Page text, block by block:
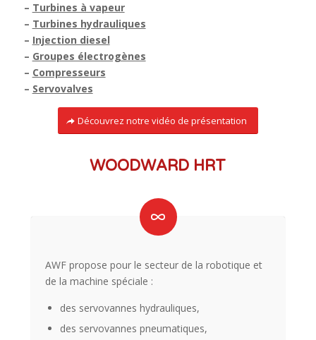
– Turbines à vapeur
– Turbines hydrauliques
– Injection diesel
– Groupes électrogènes
– Compresseurs
– Servovalves
Découvrez notre vidéo de présentation
WOODWARD HRT
AWF propose pour le secteur de la robotique et
de la machine spéciale :
des servovannes hydrauliques,
des servovannes pneumatiques,